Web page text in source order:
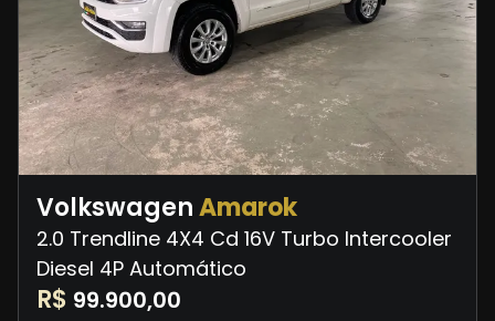
VolkswagenAmarok
2.0 Trendline 4X4 Cd 16V Turbo Intercooler
Diesel 4P Automático
R$ 99.900,00